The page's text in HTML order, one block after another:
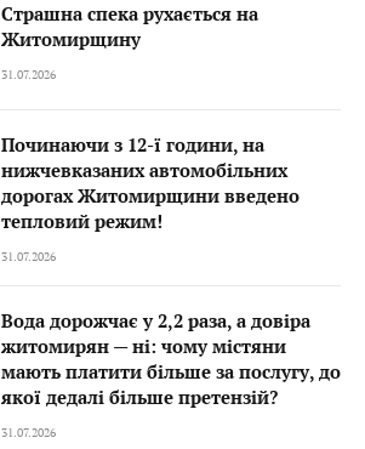
Страшна спека рухається на
Житомирщину
31.07.2026
Починаючи з 12-ї години, на
нижчевказаних автомобільних
дорогах Житомирщини введено
тепловий режим!
31.07.2026
Вода дорожчає у 2,2 раза, а довіра
житомирян — ні: чому містяни
мають платити більше за послугу, до
якої дедалі більше претензій?
31.07.2026